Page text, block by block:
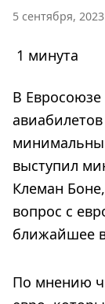
5 сентября, 2023
1 минута
В
выступил
Клеман
вопрос с
ближайшее
По мнению